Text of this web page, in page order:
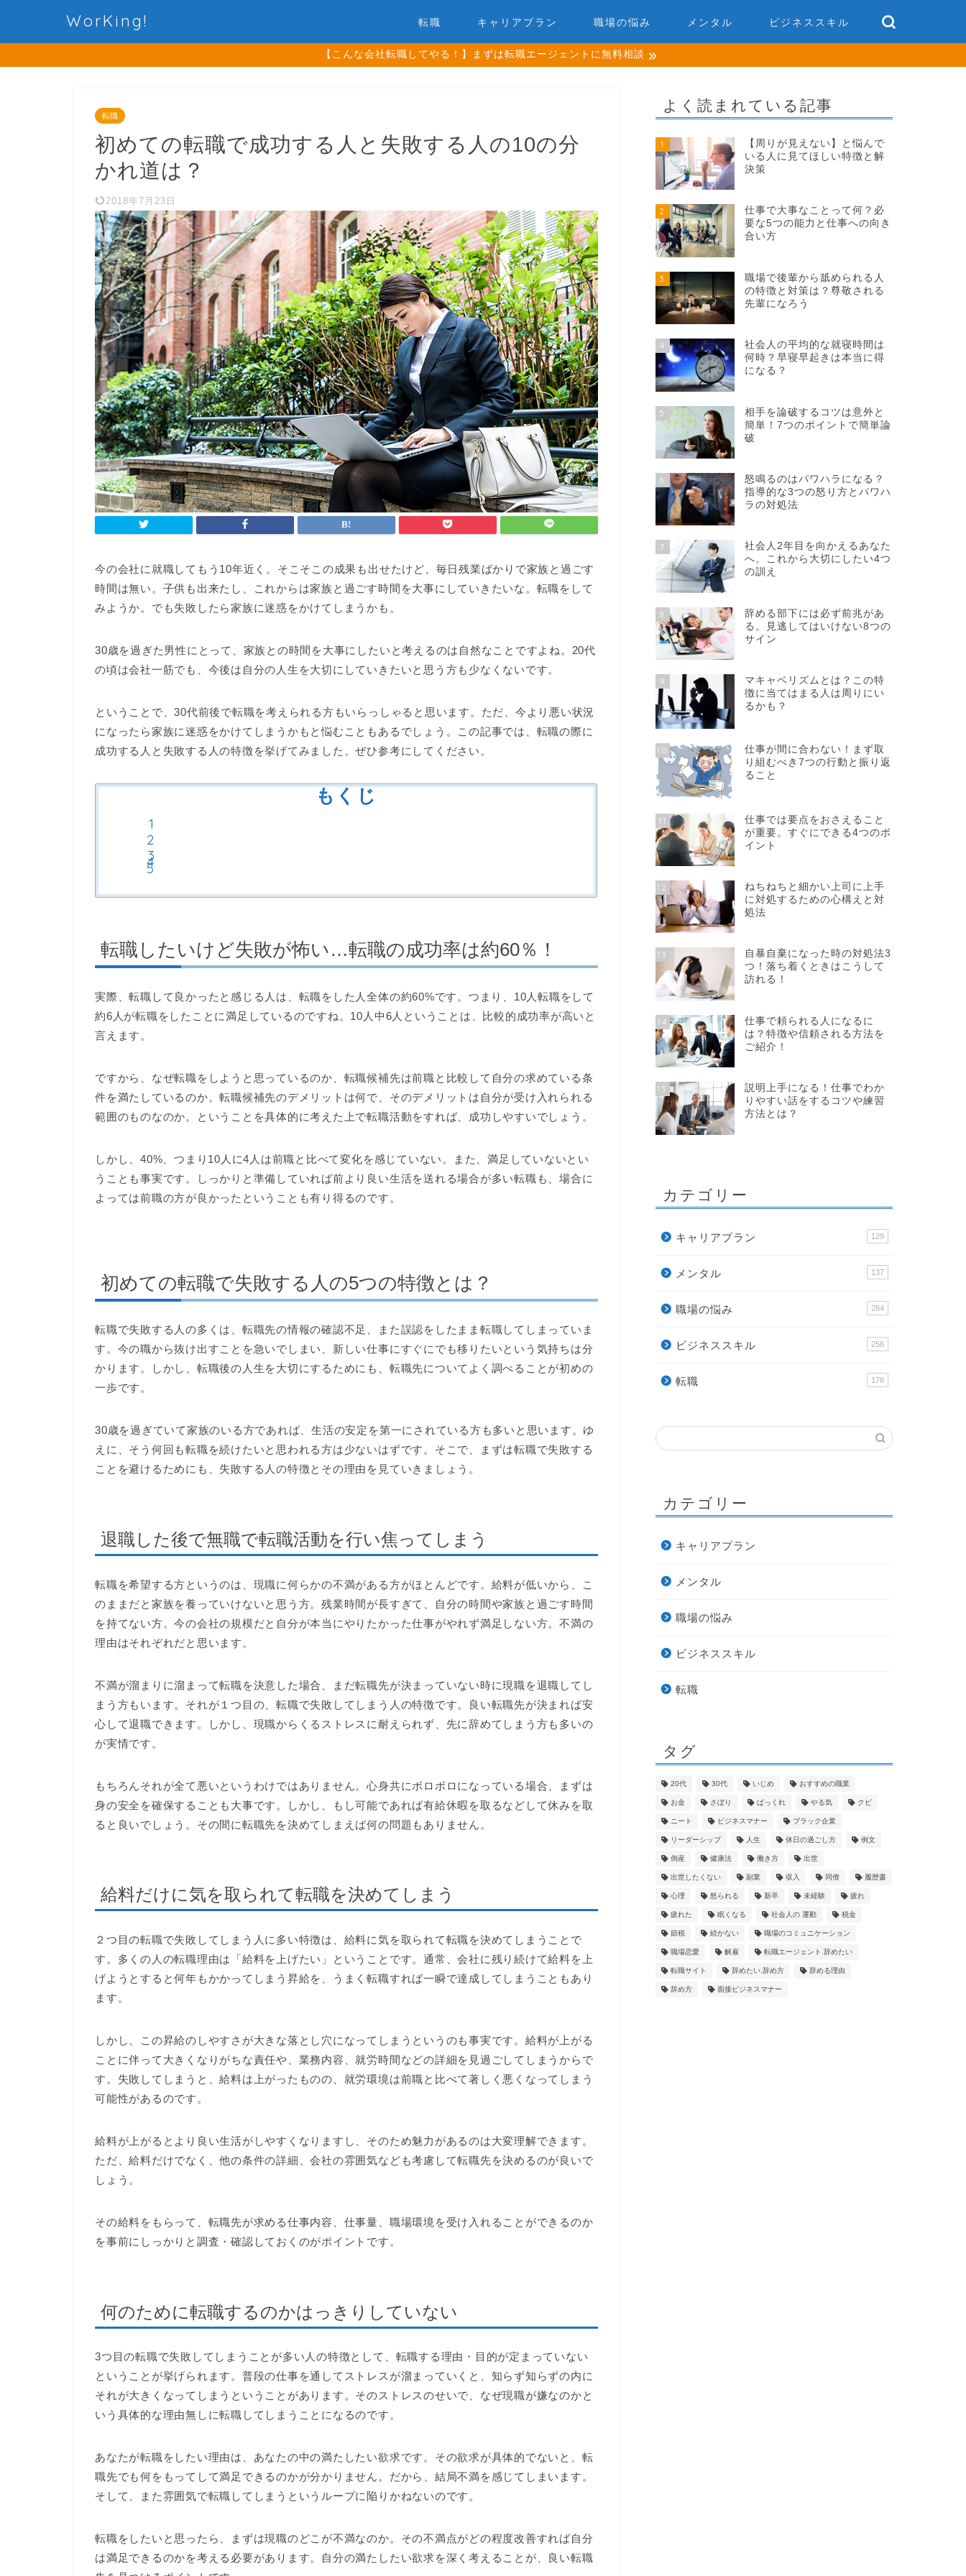
WorKing! 転職 キャリアプラン 職場の悩み メンタル ビジネススキル
【こんな会社転職してやる！】まずは転職エージェントに無料相談
転職
初めての転職で成功する人と失敗する人の10の分
かれ道は？
2018年7月23日
今の会社に就職してもう10年近く。そこそこの成果も出せたけど、毎日残業ばかりで家族と過ごす
時間は無い。子供も出来たし、これからは家族と過ごす時間を大事にしていきたいな。転職をして
みようか。でも失敗したら家族に迷惑をかけてしまうかも。
30歳を過ぎた男性にとって、家族との時間を大事にしたいと考えるのは自然なことですよね。20代
の頃は会社一筋でも、今後は自分の人生を大切にしていきたいと思う方も少なくないです。
ということで、30代前後で転職を考えられる方もいらっしゃると思います。ただ、今より悪い状況
になったら家族に迷惑をかけてしまうかもと悩むこともあるでしょう。この記事では、転職の際に
成功する人と失敗する人の特徴を挙げてみました。ぜひ参考にしてください。
もくじ
転職したいけど失敗が怖い…転職の成功率は約60％！
実際、転職して良かったと感じる人は、転職をした人全体の約60%です。つまり、10人転職をして
約6人が転職をしたことに満足しているのですね。10人中6人ということは、比較的成功率が高いと
言えます。
ですから、なぜ転職をしようと思っているのか、転職候補先は前職と比較して自分の求めている条
件を満たしているのか。転職候補先のデメリットは何で、そのデメリットは自分が受け入れられる
範囲のものなのか。ということを具体的に考えた上で転職活動をすれば、成功しやすいでしょう。
しかし、40%、つまり10人に4人は前職と比べて変化を感じていない。また、満足していないとい
うことも事実です。しっかりと準備していれば前より良い生活を送れる場合が多い転職も、場合に
よっては前職の方が良かったということも有り得るのです。
初めての転職で失敗する人の5つの特徴とは？
転職で失敗する人の多くは、転職先の情報の確認不足、また誤認をしたまま転職してしまっていま
す。今の職から抜け出すことを急いでしまい、新しい仕事にすぐにでも移りたいという気持ちは分
かります。しかし、転職後の人生を大切にするためにも、転職先についてよく調べることが初めの
一歩です。
30歳を過ぎていて家族のいる方であれば、生活の安定を第一にされている方も多いと思います。ゆ
えに、そう何回も転職を続けたいと思われる方は少ないはずです。そこで、まずは転職で失敗する
ことを避けるためにも、失敗する人の特徴とその理由を見ていきましょう。
退職した後で無職で転職活動を行い焦ってしまう
転職を希望する方というのは、現職に何らかの不満がある方がほとんどです。給料が低いから、こ
のままだと家族を養っていけないと思う方。残業時間が長すぎて、自分の時間や家族と過ごす時間
を持てない方。今の会社の規模だと自分が本当にやりたかった仕事がやれず満足しない方。不満の
理由はそれぞれだと思います。
不満が溜まりに溜まって転職を決意した場合、まだ転職先が決まっていない時に現職を退職してし
まう方もいます。それが１つ目の、転職で失敗してしまう人の特徴です。良い転職先が決まれば安
心して退職できます。しかし、現職からくるストレスに耐えられず、先に辞めてしまう方も多いの
が実情です。
もちろんそれが全て悪いというわけではありません。心身共にボロボロになっている場合、まずは
身の安全を確保することも大事です。しかし、もし可能であれば有給休暇を取るなどして休みを取
ると良いでしょう。その間に転職先を決めてしまえば何の問題もありません。
給料だけに気を取られて転職を決めてしまう
２つ目の転職で失敗してしまう人に多い特徴は、給料に気を取られて転職を決めてしまうことで
す。多くの人の転職理由は「給料を上げたい」ということです。通常、会社に残り続けて給料を上
げようとすると何年もかかってしまう昇給を、うまく転職すれば一瞬で達成してしまうこともあり
ます。
しかし、この昇給のしやすさが大きな落とし穴になってしまうというのも事実です。給料が上がる
ことに伴って大きくなりがちな責任や、業務内容、就労時間などの詳細を見過ごしてしまうからで
す。失敗してしまうと、給料は上がったものの、就労環境は前職と比べて著しく悪くなってしまう
可能性があるのです。
給料が上がるとより良い生活がしやすくなりますし、そのため魅力があるのは大変理解できます。
ただ、給料だけでなく、他の条件の詳細、会社の雰囲気なども考慮して転職先を決めるのが良いで
しょう。
その給料をもらって、転職先が求める仕事内容、仕事量、職場環境を受け入れることができるのか
を事前にしっかりと調査・確認しておくのがポイントです。
何のために転職するのかはっきりしていない
3つ目の転職で失敗してしまうことが多い人の特徴として、転職する理由・目的が定まっていない
ということが挙げられます。普段の仕事を通してストレスが溜まっていくと、知らず知らずの内に
それが大きくなってしまうということがあります。そのストレスのせいで、なぜ現職が嫌なのかと
いう具体的な理由無しに転職してしまうことになるのです。
あなたが転職をしたい理由は、あなたの中の満たしたい欲求です。その欲求が具体的でないと、転
職先でも何をもってして満足できるのかが分かりません。だから、結局不満を感じてしまいます。
そして、また雰囲気で転職してしまうというループに陥りかねないのです。
転職をしたいと思ったら、まずは現職のどこが不満なのか。その不満点がどの程度改善すれば自分
は満足できるのかを考える必要があります。自分の満たしたい欲求を深く考えることが、良い転職
よく読まれている記事
1
【周りが見えない】と悩んで
いる人に見てほしい特徴と解
決策
2
仕事で大事なことって何？必
要な5つの能力と仕事への向き
合い方
3
職場で後輩から舐められる人
の特徴と対策は？尊敬される
先輩になろう
4
社会人の平均的な就寝時間は
何時？早寝早起きは本当に得
になる？
5
相手を論破するコツは意外と
簡単！7つのポイントで簡単論
破
6
怒鳴るのはパワハラになる？
指導的な3つの怒り方とパワハ
ラの対処法
7
社会人2年目を向かえるあなた
へ。これから大切にしたい4つ
の訓え
8
辞める部下には必ず前兆があ
る。見逃してはいけない8つの
サイン
9
マキャベリズムとは？この特
徴に当てはまる人は周りにい
るかも？
10
仕事が間に合わない！まず取
り組むべき7つの行動と振り返
ること
11
仕事では要点をおさえること
が重要。すぐにできる4つのポ
イント
12
ねちねちと細かい上司に上手
に対処するための心構えと対
処法
13
自暴自棄になった時の対処法3
つ！落ち着くときはこうして
訪れる！
14
仕事で頼られる人になるに
は？特徴や信頼される方法を
ご紹介！
15
説明上手になる！仕事でわか
りやすい話をするコツや練習
方法とは？
カテゴリー
キャリアプラン 129
メンタル 137
職場の悩み 284
ビジネススキル 256
転職 178
カテゴリー
キャリアプラン
メンタル
職場の悩み
ビジネススキル
転職
タグ
20代 30代 いじめ おすすめの職業
お金 さぼり ばっくれ やる気 クビ
ニート ビジネスマナー ブラック企業
リーダーシップ 人生 休日の過ごし方 例文
倒産 健康法 働き方 出世
出世したくない 副業 収入 同僚 履歴書
心理 怒られる 新卒 未経験 疲れ
疲れた 眠くなる 社会人の 運動 税金
節税 続かない 職場のコミュニケーション
職場恋愛 解雇 転職エージェント.辞めたい
転職サイト 辞めたい.辞め方 辞める理由
辞め方 面接ビジネスマナー